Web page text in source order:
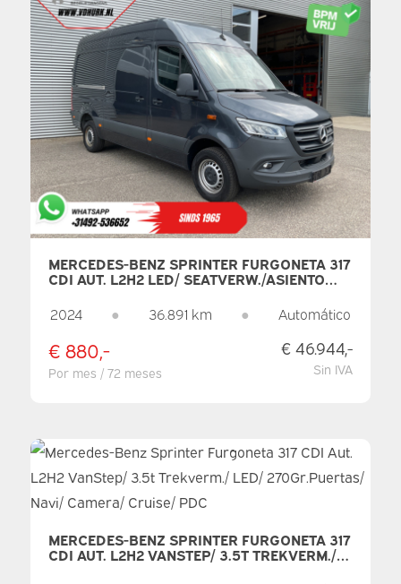
MERCEDES-BENZ SPRINTER FURGONETA 317
CDI AUT. L2H2 LED/ SEATVERW./ASIENTO
CAMARA/ CRUISE/ AIRCO/ PDC
2024 ● 36.891 km ● Automático
€ 880,-
Por mes / 72 meses
€ 46.944,-
Sin IVA
MERCEDES-BENZ SPRINTER FURGONETA 317
CDI AUT. L2H2 VANSTEP/ 3.5T TREKVERM./